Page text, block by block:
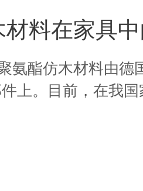
料在家具
氨酯仿木材料由
上。目前，在我